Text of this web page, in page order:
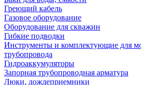
Греющий кабель
Газовое оборудование
Оборудование для скважин
Гибкие подводки
Инструменты и комплектующие для
трубопровода
Гидроаккумуляторы
Запорная трубопроводная арматура
Люки, дождеприемники